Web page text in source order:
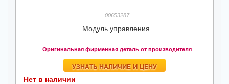
00653287
Модуль управления.
Оригинальная фирменная деталь от производителя
УЗНАТЬ НАЛИЧИЕ И ЦЕНУ
Нет в наличии